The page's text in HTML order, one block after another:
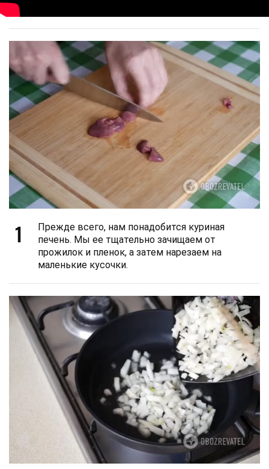
1
Прежде всего, нам понадобится куриная
печень. Мы ее тщательно зачищаем от
прожилок и пленок, а затем нарезаем на
маленькие кусочки.